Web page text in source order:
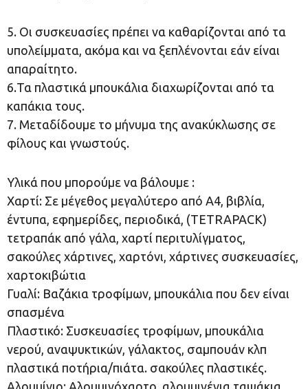
5. Οι συσκευασίες πρέπει να καθαρίζονται από τα
υπολείμματα, ακόμα και να ξεπλένονται εάν είναι
απαραίτητο.
6.Τα πλαστικά μπουκάλια διαχωρίζονται από τα
καπάκια τους.
7. Μεταδίδουμε το μήνυμα της ανακύκλωσης σε
φίλους και γνωστούς.
Υλικά που μπορούμε να βάλουμε :
Χαρτί: Σε μέγεθος μεγαλύτερο από Α4, βιβλία,
έντυπα, εφημερίδες, περιοδικά, (TETRAPACK)
τετραπάκ από γάλα, χαρτί περιτυλίγματος,
σακούλες χάρτινες, χαρτόνι, χάρτινες συσκευασίες,
χαρτοκιβώτια
Γυαλί: Βαζάκια τροφίμων, μπουκάλια που δεν είναι
σπασμένα
Πλαστικό: Συσκευασίες τροφίμων, μπουκάλια
νερού, αναψυκτικών, γάλακτος, σαμπουάν κλπ
πλαστικά ποτήρια/πιάτα. σακούλες πλαστικές.
Αλουμίνιο: Αλουμινόχαρτο, αλουμινένια ταψάκια